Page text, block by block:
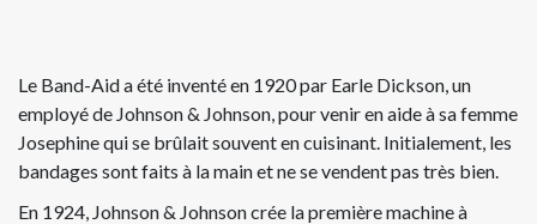
Le Band-Aid a été inventé en 1920 par Earle Dickson, un
employé de Johnson & Johnson, pour venir en aide à sa femme
Josephine qui se brûlait souvent en cuisinant. Initialement, les
bandages sont faits à la main et ne se vendent pas très bien.
En 1924, Johnson & Johnson crée la première machine à